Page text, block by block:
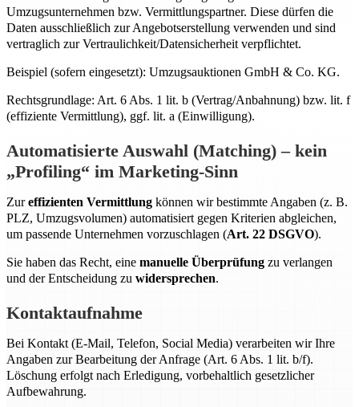
Umzugsunternehmen bzw. Vermittlungspartner. Diese dürfen die
Daten ausschließlich zur Angebotserstellung verwenden und sind
vertraglich zur Vertraulichkeit/Datensicherheit verpflichtet.
Beispiel (sofern eingesetzt): Umzugsauktionen GmbH & Co. KG.
Rechtsgrundlage: Art. 6 Abs. 1 lit. b (Vertrag/Anbahnung) bzw. lit. f
(effiziente Vermittlung), ggf. lit. a (Einwilligung).
Automatisierte Auswahl (Matching) – kein
„Profiling“ im Marketing-Sinn
Zureffizienten Vermittlung können wir bestimmte Angaben (z. B.
PLZ, Umzugsvolumen) automatisiert gegen Kriterien abgleichen,
um passende Unternehmen vorzuschlagen (Art. 22 DSGVO).
Sie haben das Recht, eine manuelle Überprüfung zu verlangen
und der Entscheidung zu widersprechen.
Kontaktaufnahme
Bei Kontakt (E-Mail, Telefon, Social Media) verarbeiten wir Ihre
Angaben zur Bearbeitung der Anfrage (Art. 6 Abs. 1 lit. b/f).
Löschung erfolgt nach Erledigung, vorbehaltlich gesetzlicher
Aufbewahrung.